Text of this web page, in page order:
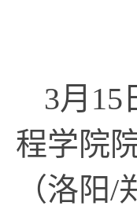
3月
程学院
（洛阳